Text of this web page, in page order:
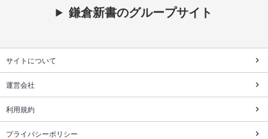
鎌倉新書のグループサイト
サイトについて
運営会社
利用規約
プライバシーポリシー